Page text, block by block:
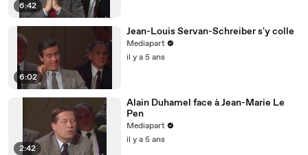
6:42
6:02
Jean-Louis Servan-Schreiber s'y colle
Mediapart
il y a 5 ans
2:42
Alain Duhamel face à Jean-Marie Le
Pen
Mediapart
il y a 5 ans